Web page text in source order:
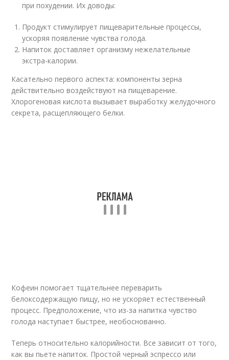
при похудении. Их доводы:
Продукт стимулирует пищеварительные процессы,
ускоряя появление чувства голода.
Напиток доставляет организму нежелательные
экстра-калории.
Касательно первого аспекта: компоненты зерна
действительно воздействуют на пищеварение.
Хлорогеновая кислота вызывает выработку желудочного
секрета, расщепляющего белки.
Кофеин помогает тщательнее переварить
белоксодержащую пищу, но не ускоряет естественный
процесс. Предположение, что из-за напитка чувство
голода наступает быстрее, необоснованно.
Теперь относительно калорийности. Все зависит от того,
как вы пьете напиток. Простой черный эспрессо или